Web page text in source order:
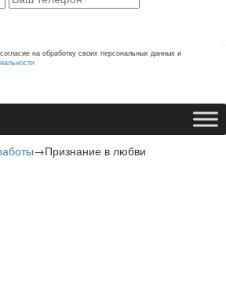
на обработку своих персональных данных и
→Признание в любви